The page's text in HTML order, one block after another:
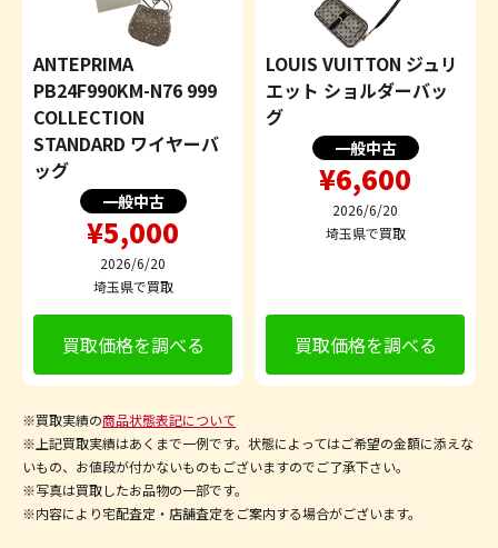
ANTEPRIMA
PB24F990KM-N76 999
COLLECTION
STANDARD ワイヤーバ
ッグ
一般中古
¥5,000
2026/6/20
埼玉県で買取
買取価格を調べる
LOUIS VUITTON ジュリ
エット ショルダーバッ
グ
一般中古
¥6,600
2026/6/20
埼玉県で買取
買取価格を調べる
※買取実績の商品状態表記について
※上記買取実績はあくまで一例です。状態によってはご希望の金額に添えな
いもの、お値段が付かないものもございますのでご了承下さい。
※写真は買取したお品物の一部です。
※内容により宅配査定・店舗査定をご案内する場合がございます。